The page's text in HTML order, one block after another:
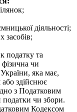
діяльності;
засобів;
податку та
чи
яка має,
здійснює
з Податковим
податки чи збори.
Кодексом